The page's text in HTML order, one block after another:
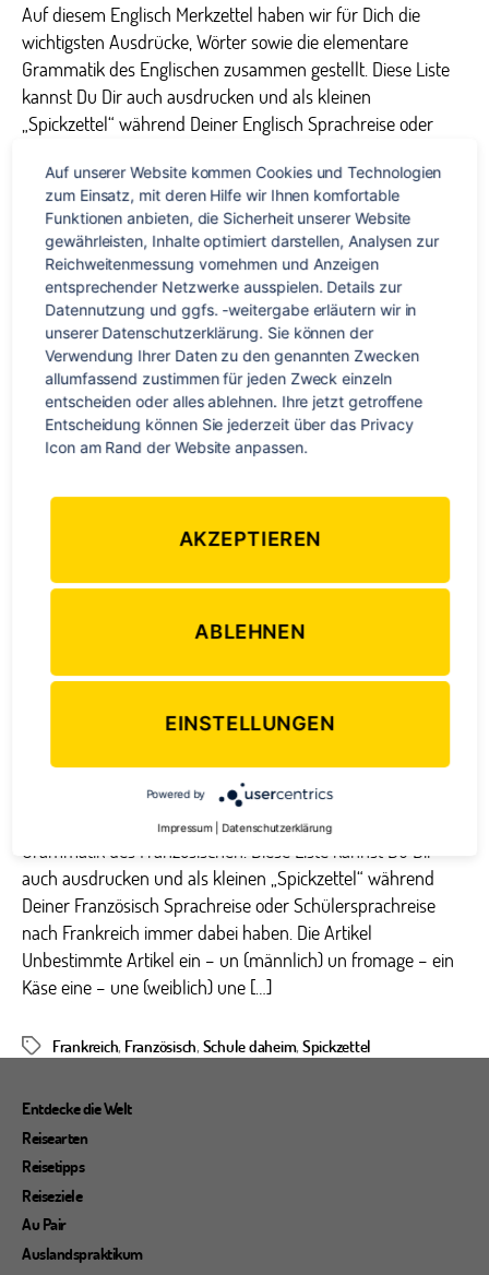
Auf diesem Englisch Merkzettel haben wir für Dich die
wichtigsten Ausdrücke, Wörter sowie die elementare
Grammatik des Englischen zusammen gestellt. Diese Liste
kannst Du Dir auch ausdrucken und als kleinen
„Spickzettel“ während Deiner Englisch Sprachreise oder
Abi-Klausuren und Prüfungen empfehlen wir Dir aber lieber
auf Kurse zur Abiturvorbereitung in Englisch
zurückzugreifen. […]
Schlagwörter
Englisch,Schule daheim,Spickzettel
Kategorien
WELTWEIT
Französisch Spickzettel
Auf unserem Französisch Merkzettel findest Du die
wichtigsten Ausdrücke, Wörter sowie die elementare
Grammatik des Französischen. Diese Liste kannst Du Dir
auch ausdrucken und als kleinen „Spickzettel“ während
Deiner Französisch Sprachreise oder Schülersprachreise
nach Frankreich immer dabei haben. Die Artikel
Unbestimmte Artikel ein – un (männlich) un fromage – ein
Käse eine – une (weiblich) une […]
Schlagwörter
Frankreich, Französisch, Schule daheim, Spickzettel
Entdecke die Welt
Reisearten
Reisetipps
Reiseziele
Au Pair
Auslandspraktikum
Auf unserer Website kommen Cookies und Technologien
zum Einsatz, mit deren Hilfe wir Ihnen komfortable
Funktionen anbieten, die Sicherheit unserer Website
gewährleisten, Inhalte optimiert darstellen, Analysen zur
Reichweitenmessung vornehmen und Anzeigen
entsprechender Netzwerke ausspielen. Details zur
Datennutzung und ggfs. -weitergabe erläutern wir in
unserer Datenschutzerklärung. Sie können der
Verwendung Ihrer Daten zu den genannten Zwecken
allumfassend zustimmen für jeden Zweck einzeln
entscheiden oder alles ablehnen. Ihre jetzt getroffene
Entscheidung können Sie jederzeit über das Privacy
Icon am Rand der Website anpassen.
AKZEPTIEREN
ABLEHNEN
EINSTELLUNGEN
Powered by
Impressum Datenschutzerklärung